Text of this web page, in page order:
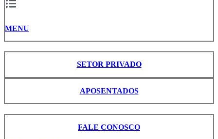
MENU
SETOR PRIVADO
APOSENTADOS
FALE CONOSCO